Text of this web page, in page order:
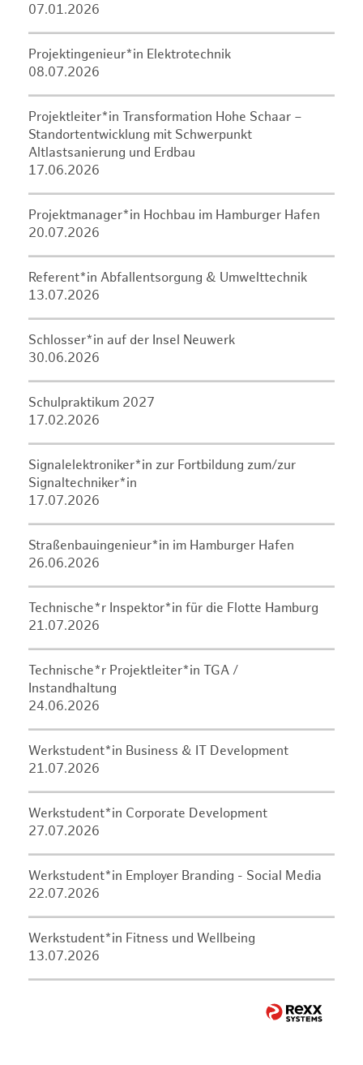
07.01.2026
Projektingenieur*in Elektrotechnik
08.07.2026
Projektleiter*in Transformation Hohe Schaar –
Standortentwicklung mit Schwerpunkt
Altlastsanierung und Erdbau
17.06.2026
Projektmanager*in Hochbau im Hamburger Hafen
20.07.2026
Referent*in Abfallentsorgung & Umwelttechnik
13.07.2026
Schlosser*in auf der Insel Neuwerk
30.06.2026
Schulpraktikum 2027
17.02.2026
Signalelektroniker*in zur Fortbildung zum/zur
Signaltechniker*in
17.07.2026
Straßenbauingenieur*in im Hamburger Hafen
26.06.2026
Technische*r Inspektor*in für die Flotte Hamburg
21.07.2026
Technische*r Projektleiter*in TGA /
Instandhaltung
24.06.2026
Werkstudent*in Business & IT Development
21.07.2026
Werkstudent*in Corporate Development
27.07.2026
Werkstudent*in Employer Branding - Social Media
22.07.2026
Werkstudent*in Fitness und Wellbeing
13.07.2026